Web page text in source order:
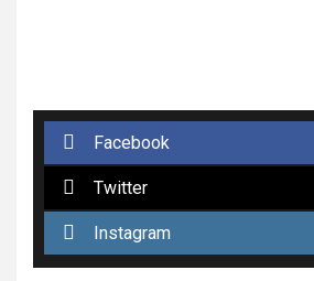
Facebook
Twitter
Instagram